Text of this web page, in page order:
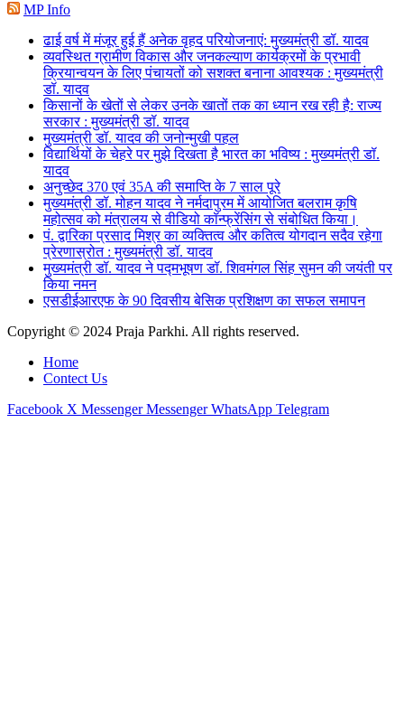
MP Info
ढाई वर्ष में मंजूर हुई हैं अनेक वृहद परियोजनाएं: मुख्यमंत्री डॉ. यादव
व्यवस्थित ग्रामीण विकास और जनकल्याण कार्यक्रमों के प्रभावी
क्रियान्वयन के लिए पंचायतों को सशक्त बनाना आवश्यक : मुख्यमंत्री
डॉ. यादव
किसानों के खेतों से लेकर उनके खातों तक का ध्यान रख रही है: राज्य
सरकार : मुख्यमंत्री डॉ. यादव
मुख्यमंत्री डॉ. यादव की जनोन्मुखी पहल
विद्यार्थियों के चेहरे पर मुझे दिखता है भारत का भविष्य : मुख्यमंत्री डॉ.
यादव
अनुच्छेद 370 एवं 35A की समाप्ति के 7 साल पूरे
मुख्यमंत्री डॉ. मोहन यादव ने नर्मदापुरम में आयोजित बलराम कृषि
महोत्सव को मंत्रालय से वीडियो कॉन्फ्रेंसिंग से संबोधित किया।
पं. द्वारिका प्रसाद मिश्र का व्यक्तित्व और कतित्व योगदान सदैव रहेगा
प्रेरणास्रोत : मुख्यमंत्री डॉ. यादव
मुख्यमंत्री डॉ. यादव ने पद्मभूषण डॉ. शिवमंगल सिंह सुमन की जयंती पर
किया नमन
एसडीईआरएफ के 90 दिवसीय बेसिक प्रशिक्षण का सफल समापन
Copyright © 2024 Praja Parkhi. All rights reserved.
Home
Contect Us
Facebook X Messenger Messenger WhatsApp Telegram